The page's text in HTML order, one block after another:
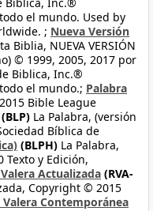
el mundo. Used by
; Nueva Versión
Biblia, NUEVA VERSIÓN
© 1999, 2005, 2017 por
Biblica, Inc.®
el mundo.; Palabra
Bible League
(BLP) La Palabra, (versión
Bíblica de
(BLPH) La Palabra,
y Edición,
Actualizada (RVA-
Copyright © 2015
Valera Contemporánea